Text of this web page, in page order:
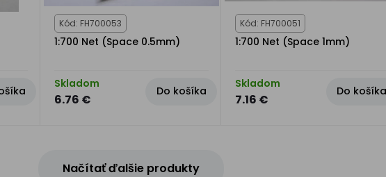
Kód: FH700053
1:700 Net (Space 0.5mm)
Skladom
6.76 €
Do košíka
Kód: FH700051
1:700 Net (Space 1mm)
Skladom
7.16 €
Do košíka
Načítať ďalšie produkty